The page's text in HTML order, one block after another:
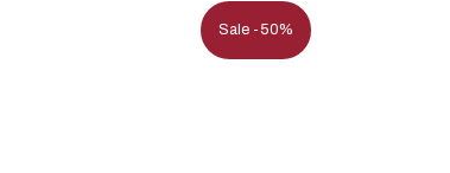
Sale -50%